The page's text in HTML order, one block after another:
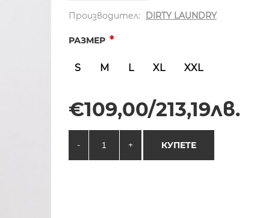
Производител: DIRTY LAUNDRY
РАЗМЕР *
S M L XL XXL
€109,00/213,19лв.
- + КУПЕТЕ